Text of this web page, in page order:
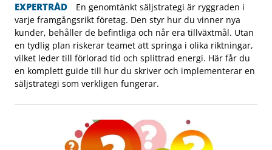
EXPERTRÅD
En genomtänkt säljstrategi är ryggraden i
varje framgångsrikt företag. Den styr hur du vinner nya
kunder, behåller de befintliga och når era tillväxtmål. Utan
en tydlig plan riskerar teamet att springa i olika riktningar,
vilket leder till förlorad tid och splittrad energi. Här får du
en komplett guide till hur du skriver och implementerar en
säljstrategi som verkligen fungerar.